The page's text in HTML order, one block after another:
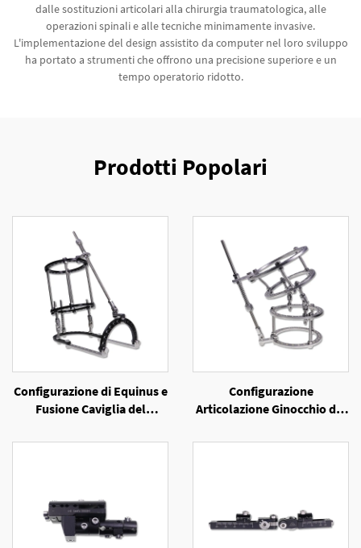
dalle sostituzioni articolari alla chirurgia traumatologica, alle
operazioni spinali e alle tecniche minimamente invasive.
L'implementazione del design assistito da computer nel loro sviluppo
ha portato a strumenti che offrono una precisione superiore e un
tempo operatorio ridotto.
Prodotti Popolari
Configurazione di Equinus e
Fusione Caviglia del
Configurazione
Articolazione Ginocchio del